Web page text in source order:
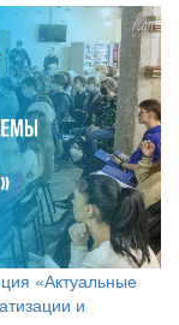
«Актуальные
и